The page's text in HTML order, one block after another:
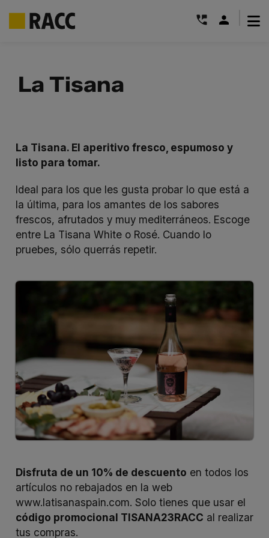
contenido
La Tisana
La Tisana. El aperitivo fresco, espumoso y
listo para tomar.
Ideal para los que les gusta probar lo que está a
la última, para los amantes de los sabores
frescos, afrutados y muy mediterráneos. Escoge
entre La Tisana White o Rosé. Cuando lo
pruebes, sólo querrás repetir.
Disfruta de un 10% de descuento en todos los
artículos no rebajados en la web
www.latisanaspain.com. Solo tienes que usar el
código promocional TISANA23RACC al realizar
tus compras.